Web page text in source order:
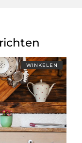
WINKELEN